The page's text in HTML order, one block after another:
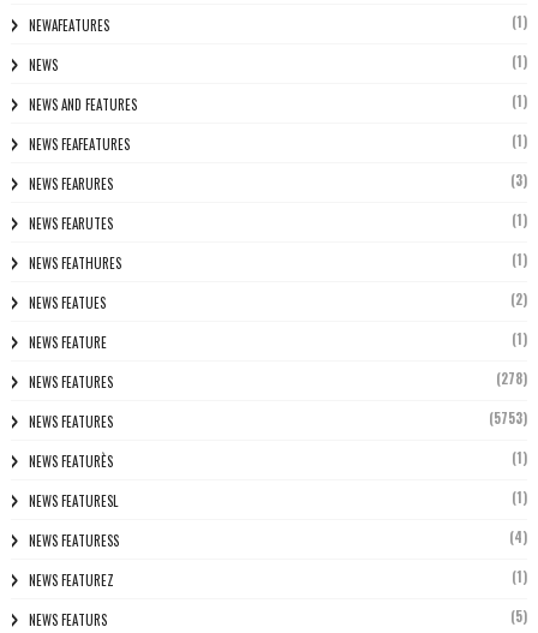
NEWAFEATURES (1)
NEWS (1)
NEWS AND FEATURES (1)
NEWS FEAFEATURES (1)
NEWS FEARURES (3)
NEWS FEARUTES (1)
NEWS FEATHURES (1)
NEWS FEATUES (2)
NEWS FEATURE (1)
NEWS FEATURES (278)
NEWS FEATURES (5753)
NEWS FEATURÈS (1)
NEWS FEATURESL (1)
NEWS FEATURESS (4)
NEWS FEATUREZ (1)
NEWS FEATURS (5)